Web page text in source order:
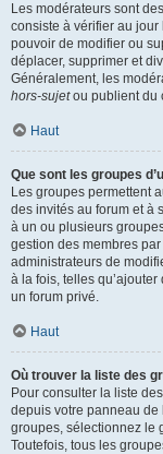
Les modérateurs sont
consiste à vérifier au
pouvoir de modifier ou
déplacer, supprimer et
Généralement, les
hors-sujetou publient du
Haut
Que sont les groupes
Les groupes permettent
des invités au forum et à
à un ou plusieurs
gestion des membres
administrateurs de
à la fois, telles
un forum privé.
Haut
Où trouver la liste des
Pour consulter la liste
depuis votre panneau de
groupes, sélectionnez le
Toutefois, tous les